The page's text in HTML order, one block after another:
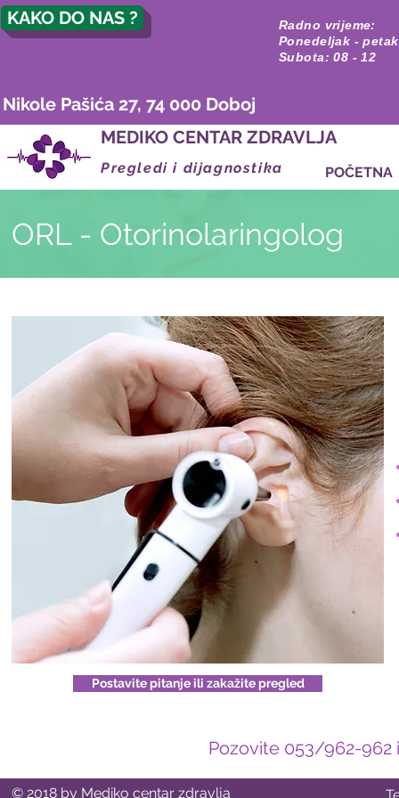
KAKO DO NAS ?
Radno vrijeme:
Ponedeljak -
Subota: 08 - 12
Nikole Pašića 27, 74 000 Doboj
MEDIKO CENTAR ZDRAVLJA
Pregledi i dijagnostika POČETNA
ORL - Otorinolaringolog
Postavite pitanje ili zakažite pregled
Pozovite 053/962-962
© 2018 by Mediko centar zdravlja